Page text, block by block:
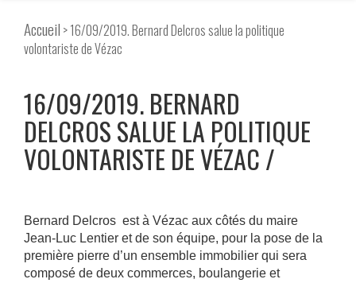
Accueil > 16/09/2019. Bernard Delcros salue la politique
volontariste de Vézac
16/09/2019. BERNARD
DELCROS SALUE LA POLITIQUE
VOLONTARISTE DE VÉZAC
Bernard Delcros est à Vézac aux côtés du maire
Jean-Luc Lentier et de son équipe, pour la pose de la
première pierre d’un ensemble immobilier qui sera
composé de deux commerces, boulangerie et